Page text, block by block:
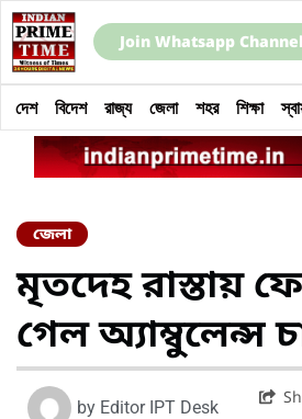
Join Whatsapp Channel
দেশ বিদেশ রাজ্য জেলা শহর শিক্ষা
জেলা
মৃতদেহ রাস্তায়
গেল অ্যাম্বুলেন্স
by Editor IPT Desk